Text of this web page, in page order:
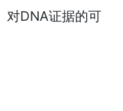
DNA证据的可